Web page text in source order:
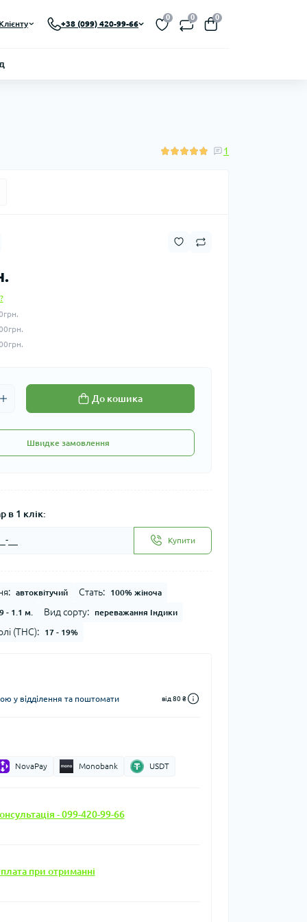
Клієнту +38 (099) 420-99-66
0 0 0
1
До кошика
Швидке замовлення
в 1 клік:
Купити
автоквітучий Стать: 100% жіноча
- 1.1 м. Вид сорту: переважання Індики
(THC): 17 - 19%
у відділення та поштомати від 80 ₴
NovaPay Monobank USDT
- 099-420-99-66
при отриманні